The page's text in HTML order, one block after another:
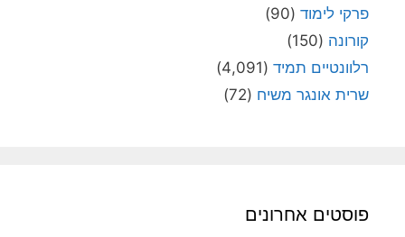
פרקי לימוד (90)
קורונה (150)
רלוונטיים תמיד (4,091)
שרית אונגר משיח (72)
פוסטים אחרונים